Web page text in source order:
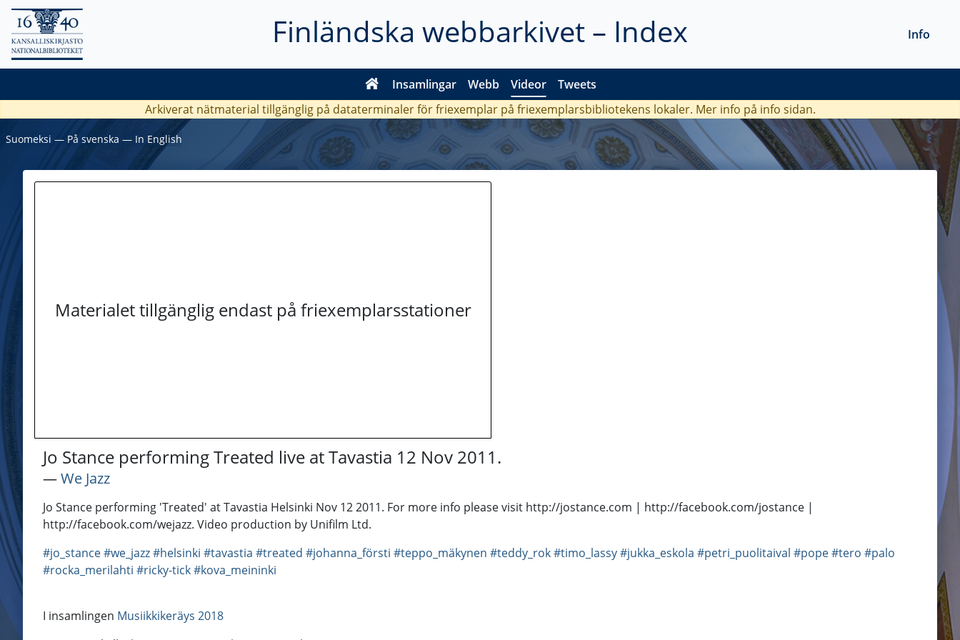
Finländska webbarkivet – Index
Insamlingar Webb Videor Tweets
Info
Arkiverat nätmaterial tillgänglig på dataterminaler för friexemplar på friexemplarsbibliotekens lokaler. Mer info på info sidan.
Suomeksi ― På svenska ― In English
Materialet tillgänglig endast på friexemplarsstationer
Jo Stance performing Treated live at Tavastia 12 Nov 2011.
―We Jazz
Jo Stance performing 'Treated' at Tavastia Helsinki Nov 12 2011. For more info please visit http://jostance.com | http://facebook.com/jostance |
http://facebook.com/wejazz. Video production by Unifilm Ltd.
#jo_stance#we_jazz#helsinki #tavastia #treated #johanna_försti #teppo_mäkynen #teddy_rok#timo_lassy#jukka_eskola #petri_puolitaival #pope#tero #palo
#rocka_merilahti #ricky-tick#kova_meininki
I insamlingen Musiikkikeräys 2018